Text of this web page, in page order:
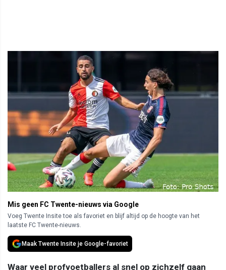
Mis geen FC Twente-nieuws via Google
Voeg Twente Insite toe als favoriet en blijf altijd op de hoogte van het
laatste FC Twente-nieuws.
Maak Twente Insite je Google-favoriet
Waar veel profvoetballers al snel op zichzelf gaan